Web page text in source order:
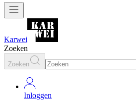
Karwei
Zoeken
Zoeken
Inloggen